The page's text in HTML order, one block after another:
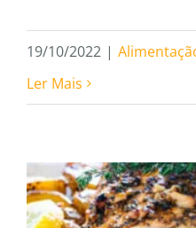
19/10/2022 |
Ler Mais